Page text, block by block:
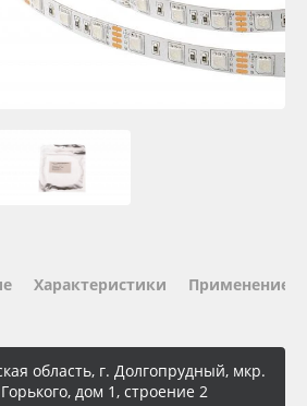
Oratape
Характеристики Применение
область, г. Долгопрудный, мкр.
дом 1, строение 2